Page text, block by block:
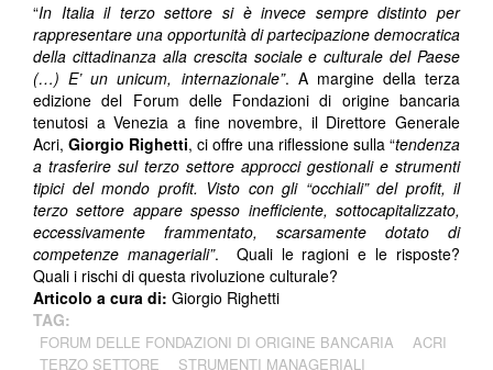
“In Italia il terzo settore si è invece sempre distinto per
rappresentare una opportunità di partecipazione democratica
della cittadinanza alla crescita sociale e culturale del Paese
(…) E’ un unicum, internazionale”. A margine della terza
edizione del Forum delle Fondazioni di origine bancaria
tenutosi a Venezia a fine novembre, il Direttore Generale
Acri, Giorgio Righetti, ci offre una riflessione sulla “tendenza
a trasferire sul terzo settore approcci gestionali e strumenti
tipici del mondo profit. Visto con gli “occhiali” del profit, il
terzo settore appare spesso inefficiente, sottocapitalizzato,
eccessivamente frammentato, scarsamente dotato di
competenze manageriali”. Quali le ragioni e le risposte?
Quali i rischi di questa rivoluzione culturale?
Articolo a cura di: Giorgio Righetti
TAG:
FORUM DELLE FONDAZIONI DI ORIGINE BANCARIA
ACRI
TERZO SETTORE
STRUMENTI MANAGERIALI